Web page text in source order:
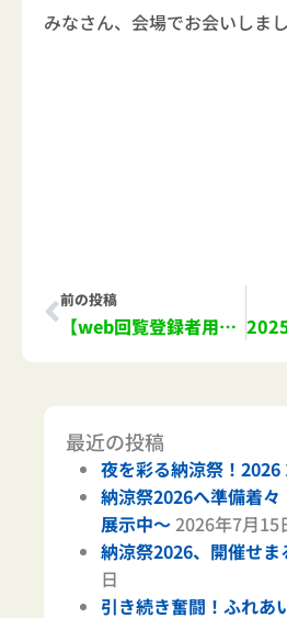
みなさん、会場でお会いしま
Prev
前の投稿
【web回覧登録者用】2025年7月回覧第二報資料
最近の投稿
夜を彩る納涼祭！2026
納涼祭2026へ準備着々
展示中～2026年7月15
納涼祭2026、開催せま
日
引き続き奮闘！ふれあ